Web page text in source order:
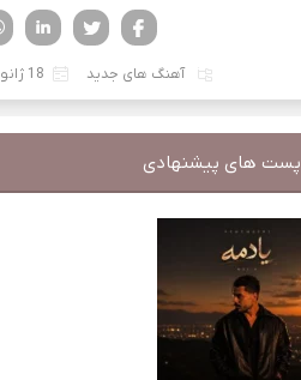
فیسوک
آهنگ های جدید 18 ژانویه 2024
پست های پیشنهادی